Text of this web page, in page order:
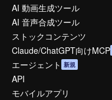
AI 動画生成ツール
AI 音声合成ツール
ストックコンテンツ
Claude/ChatGPT向けMCP
エージェント 新規
API
モバイルアプリ